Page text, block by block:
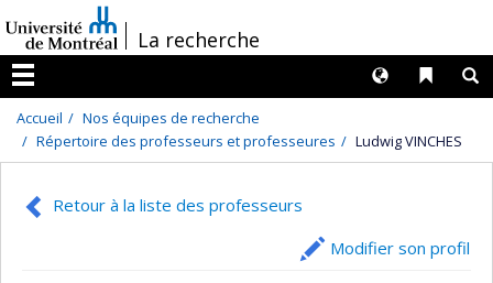
au
contenu
/La recherche
Menu
Liens
Langues
Accueil
Nos équipes de recherche
Répertoire des professeurs et professeures
Ludwig VINCHES
Retour à la liste des professeurs
Modifier son profil